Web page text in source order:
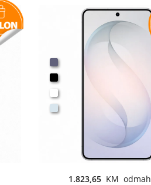
1.823,65 KM odmah